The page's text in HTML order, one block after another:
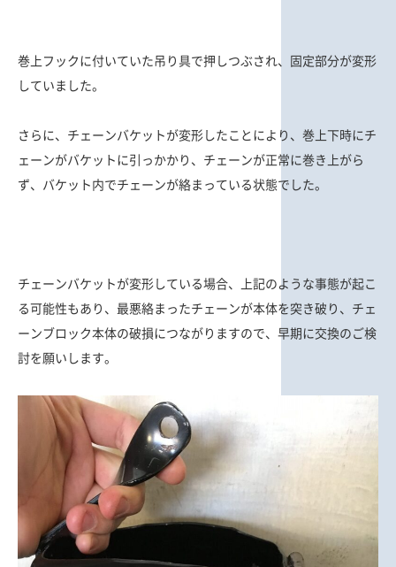
巻上フックに付いていた吊り具で押しつぶされ、固定部分が変形
していました。
さらに、チェーンバケットが変形したことにより、巻上下時にチ
ェーンがバケットに引っかかり、チェーンが正常に巻き上がら
ず、バケット内でチェーンが絡まっている状態でした。
チェーンバケットが変形している場合、上記のような事態が起こ
る可能性もあり、最悪絡まったチェーンが本体を突き破り、チェ
ーンブロック本体の破損につながりますので、早期に交換のご検
討を願いします。